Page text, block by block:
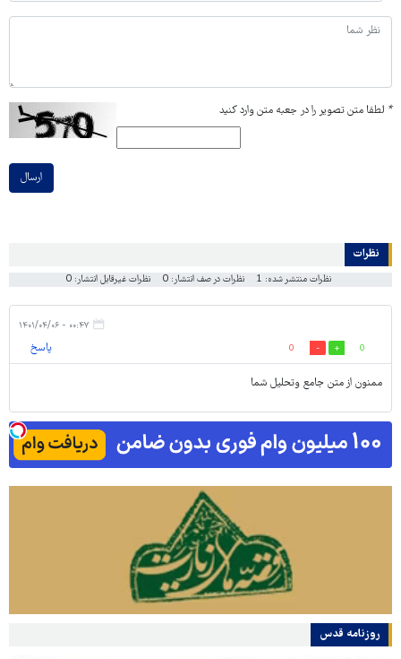
* لطفا متن تصویر را در جعبه متن وارد کنید
ارسال
نظرات
نظرات منتشر شده: 1 نظرات در صف انتشار: 0 نظرات غیرقابل انتشار: 0
۰۰:۴۷ - ۱۴۰۱/۰۴/۰۶
0
0 پاسخ
ممنون از متن جامع وتحلیل شما
روزنامه قدس